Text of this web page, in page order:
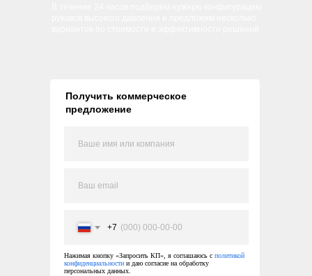
+7
Нажимая кнопку «Запросить КП», я соглашаюсь с политикой
конфиденциальности и даю согласие на обработку
персональных данных.
Получить коммерческое
предложение